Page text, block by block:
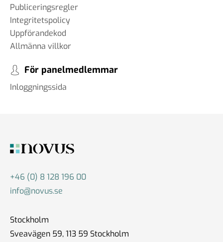
Publiceringsregler
Integritetspolicy
Uppförandekod
Allmänna villkor
För panelmedlemmar
Inloggningssida
+46 (0) 8 128 196 00
info@novus.se
Stockholm
Sveavägen 59, 113 59 Stockholm